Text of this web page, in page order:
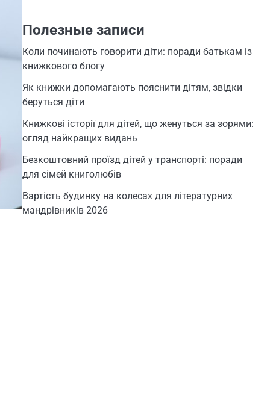
Полезные записи
Коли починають говорити діти: поради батькам із
книжкового блогу
Як книжки допомагають пояснити дітям, звідки
беруться діти
Книжкові історії для дітей, що женуться за зорями:
огляд найкращих видань
Безкоштовний проїзд дітей у транспорті: поради
для сімей книголюбів
Вартість будинку на колесах для літературних
мандрівників 2026